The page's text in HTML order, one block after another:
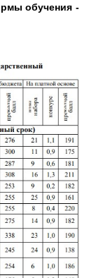
обучения -